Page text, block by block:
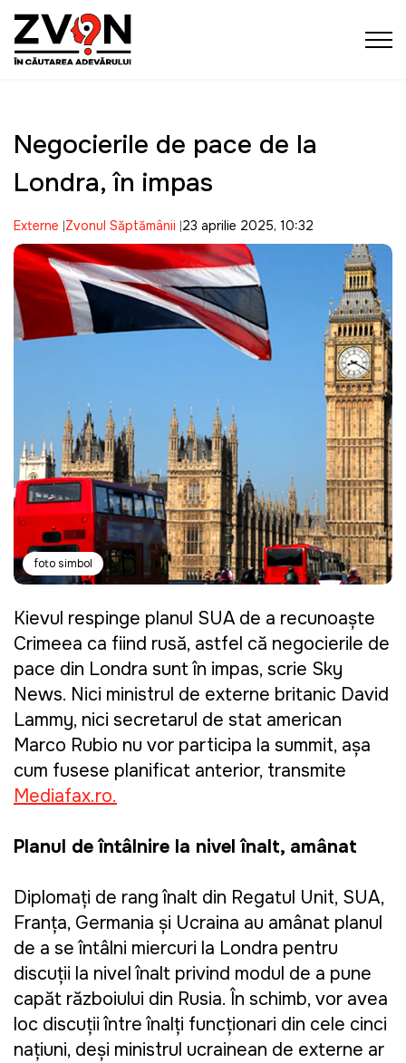
Negocierile de pace de la
Londra, în impas
Externe Zvonul Săptămânii 23 aprilie 2025, 10:32
foto simbol
Kievul respinge planul SUA de a recunoaște
Crimeea ca fiind rusă, astfel că negocierile de
pace din Londra sunt în impas, scrie Sky
News. Nici ministrul de externe britanic David
Lammy, nici secretarul de stat american
Marco Rubio nu vor participa la summit, așa
cum fusese planificat anterior, transmite
Mediafax.ro.
Planul de întâlnire la nivel înalt, amânat
Diplomați de rang înalt din Regatul Unit, SUA,
Franța, Germania și Ucraina au amânat planul
de a se întâlni miercuri la Londra pentru
discuții la nivel înalt privind modul de a pune
capăt războiului din Rusia. În schimb, vor avea
loc discuții între înalți funcționari din cele cinci
națiuni, deși ministrul ucrainean de externe ar